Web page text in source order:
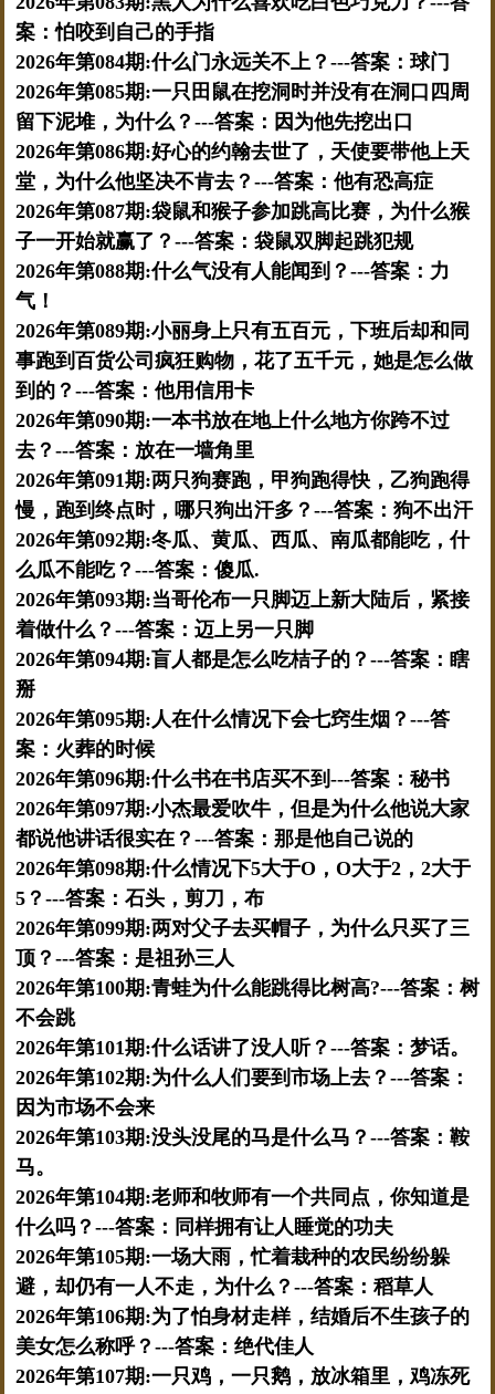
案：怕咬到自己的手指
2026年第084期:什么门永远关不上？---答案：球门
2026年第085期:一只田鼠在挖洞时并没有在洞口四周
留下泥堆，为什么？---答案：因为他先挖出口
2026年第086期:好心的约翰去世了，天使要带他上天
堂，为什么他坚决不肯去？---答案：他有恐高症
2026年第087期:袋鼠和猴子参加跳高比赛，为什么猴
子一开始就赢了？---答案：袋鼠双脚起跳犯规
2026年第088期:什么气没有人能闻到？---答案：力
气！
2026年第089期:小丽身上只有五百元，下班后却和同
事跑到百货公司疯狂购物，花了五千元，她是怎么做
到的？---答案：他用信用卡
2026年第090期:一本书放在地上什么地方你跨不过
去？---答案：放在一墙角里
2026年第091期:两只狗赛跑，甲狗跑得快，乙狗跑得
慢，跑到终点时，哪只狗出汗多？---答案：狗不出汗
2026年第092期:冬瓜、黄瓜、西瓜、南瓜都能吃，什
么瓜不能吃？---答案：傻瓜.
2026年第093期:当哥伦布一只脚迈上新大陆后，紧接
着做什么？---答案：迈上另一只脚
2026年第094期:盲人都是怎么吃桔子的？---答案：瞎
掰
2026年第095期:人在什么情况下会七窍生烟？---答
案：火葬的时候
2026年第096期:什么书在书店买不到---答案：秘书
2026年第097期:小杰最爱吹牛，但是为什么他说大家
都说他讲话很实在？---答案：那是他自己说的
2026年第098期:什么情况下5大于O，O大于2，2大于
5？---答案：石头，剪刀，布
2026年第099期:两对父子去买帽子，为什么只买了三
顶？---答案：是祖孙三人
2026年第100期:青蛙为什么能跳得比树高?---答案：树
不会跳
2026年第101期:什么话讲了没人听？---答案：梦话。
2026年第102期:为什么人们要到市场上去？---答案：
因为市场不会来
2026年第103期:没头没尾的马是什么马？---答案：鞍
马。
2026年第104期:老师和牧师有一个共同点，你知道是
什么吗？---答案：同样拥有让人睡觉的功夫
2026年第105期:一场大雨，忙着栽种的农民纷纷躲
避，却仍有一人不走，为什么？---答案：稻草人
2026年第106期:为了怕身材走样，结婚后不生孩子的
美女怎么称呼？---答案：绝代佳人
2026年第107期:一只鸡，一只鹅，放冰箱里，鸡冻死